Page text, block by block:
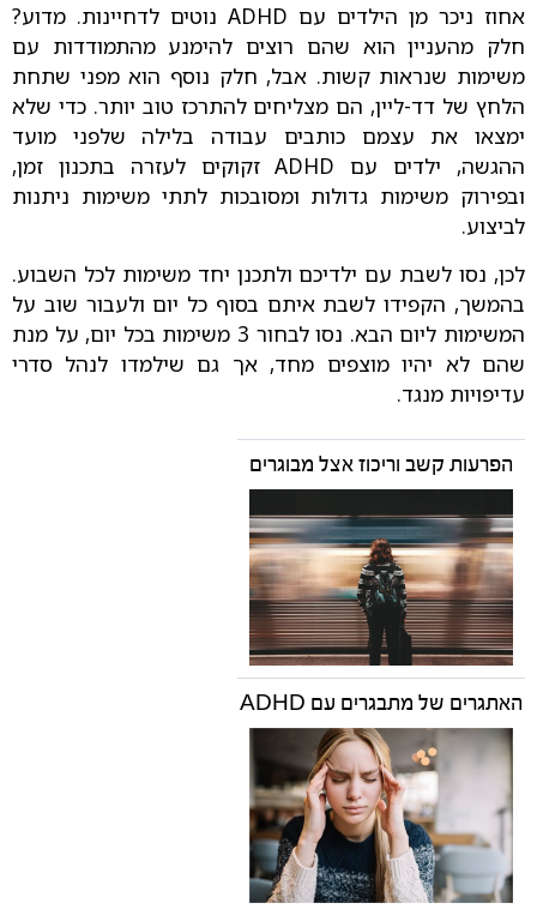
אחוז ניכר מן הילדים עם ADHD נוטים לדחיינות. מדוע?
חלק מהעניין הוא שהם רוצים להימנע מהתמודדות עם
משימות שנראות קשות. אבל, חלק נוסף הוא מפני שתחת
הלחץ של דד-ליין, הם מצליחים להתרכז טוב יותר. כדי שלא
ימצאו את עצמם כותבים עבודה בלילה שלפני מועד
ההגשה, ילדים עם ADHD זקוקים לעזרה בתכנון זמן,
ובפירוק משימות גדולות ומסובכות לתתי משימות ניתנות
לביצוע.
לכן, נסו לשבת עם ילדיכם ולתכנן יחד משימות לכל השבוע.
בהמשך, הקפידו לשבת איתם בסוף כל יום ולעבור שוב על
המשימות ליום הבא. נסו לבחור 3 משימות בכל יום, על מנת
שהם לא יהיו מוצפים מחד, אך גם שילמדו לנהל סדרי
עדיפויות מנגד.
הפרעות קשב וריכוז אצל מבוגרים
האתגרים של מתבגרים עם ADHD